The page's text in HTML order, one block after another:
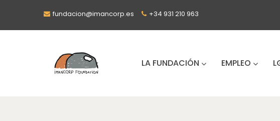
fundacion@imancorp.es +34 931 210 963
LA FUNDACIÓN EMPLEO